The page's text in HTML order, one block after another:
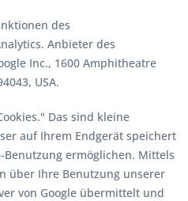
des
Anbieter des
Inc., 1600 Amphitheatre
USA.
Das sind kleine
auf Ihrem Endgerät speichert
ermöglichen. Mittels
über Ihre Benutzung unserer
von Google übermittelt und